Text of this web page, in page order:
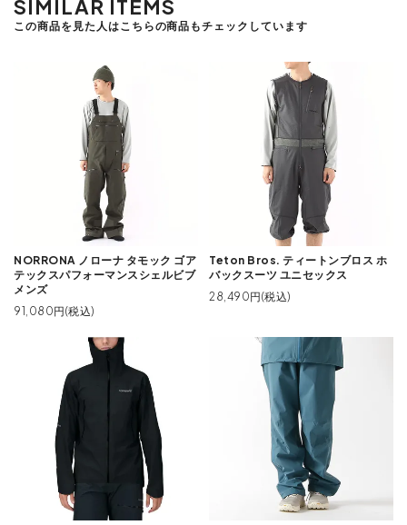
SIMILAR ITEMS
この商品を見た人はこちらの商品もチェックしています
NORRONA ノローナ タモック ゴア
テックスパフォーマンスシェルビブ
メンズ
91,080円(税込)
Teton Bros. ティートンブロス ホ
バックスーツ ユニセックス
28,490円(税込)